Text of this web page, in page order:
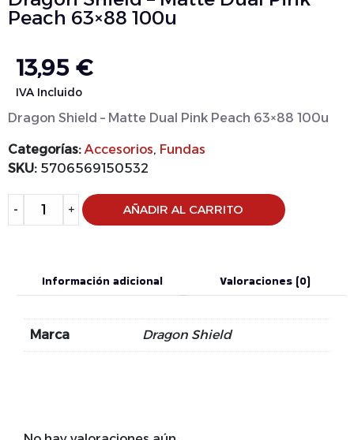
Peach 63×88 100u
13,95 €
IVA Incluido
Dragon Shield – Matte Dual Pink Peach 63×88 100u
Categorías: Accesorios, Fundas
SKU: 5706569150532
- + AÑADIR AL CARRITO
Información adicional Valoraciones (0)
Marca Dragon Shield